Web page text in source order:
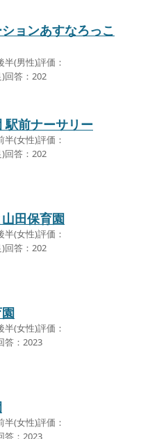
ョンあすなろっこ
(男性)評価：
答：202
駅前ナーサリー
(女性)評価：
答：202
田保育園
(女性)評価：
答：202
(女性)評価：
：2023
(女性)評価：
：2023